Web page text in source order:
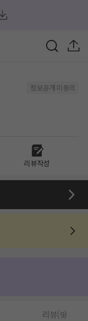
정보공개 미동의
리뷰작성
리뷰(9)